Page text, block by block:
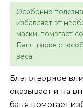
Особенно
избавляет от
маски, помогает
Баня также
веса.
Благотворное
оказывает и на
баня помогает